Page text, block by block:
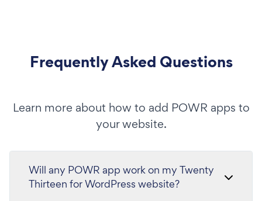
Frequently Asked Questions
Learn more about how to add POWR apps to
your website.
Will any POWR app work on my Twenty
Thirteen for WordPress website?